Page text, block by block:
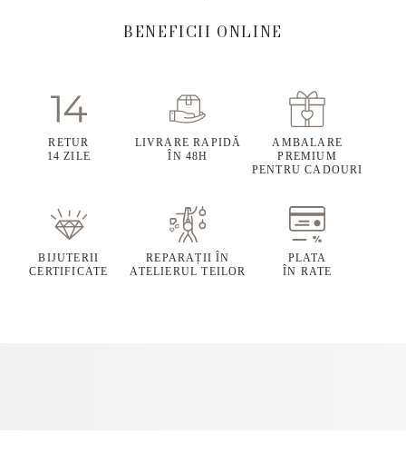
BENEFICII ONLINE
RETUR
14 ZILE
LIVRARE RAPIDĂ
ÎN 48H
AMBALARE
PREMIUM
PENTRU CADOURI
BIJUTERII
CERTIFICATE
REPARAȚII ÎN
ATELIERUL TEILOR
PLATA
ÎN RATE